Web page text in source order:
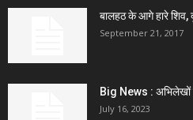
बालहठ के आगे हारे शिव,
September 21, 2017
Big News : अभिलेखों
July 16, 2023